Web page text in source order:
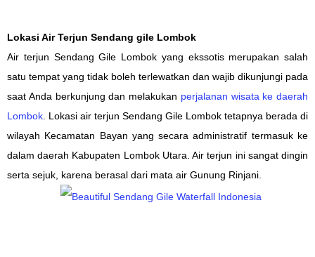
Lokasi Air Terjun Sendang gile Lombok
Air terjun Sendang Gile Lombok yang ekssotis merupakan salah
satu tempat yang tidak boleh terlewatkan dan wajib dikunjungi pada
saat Anda berkunjungdan melakukan perjalanan wisata ke daerah
Lombok Lokasi air terjun Sendang Gile Lombok tetapnya berada di
wilayah Kecamatan Bayan yang secara administratif termasuk ke
dalam daerah Kabupaten Lombok Utara. Air terjun ini sangat dingin
serta sejuk, karena berasal dari mata air Gunung Rinjani.